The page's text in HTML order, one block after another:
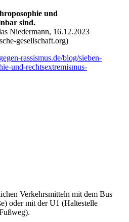
und
sind.
Niedermann, 16.12.2023
gesellschaft.org)
rassismus.de/blog/sieben-
und-rechtsextremismus-
Verkehrsmitteln mit dem Bus
oder mit der U1 (Haltestelle